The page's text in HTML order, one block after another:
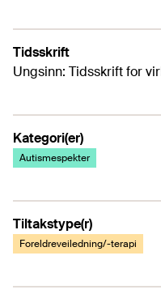
Tidsskrift
Ungsinn: Tidsskrift for
Kategori(er)
Autismespekter
Tiltakstype(r)
Foreldreveiledning/-terapi